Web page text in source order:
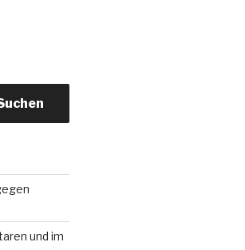
und im